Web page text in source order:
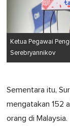
Ketua Pegawai
Serebryannikov
Sementara itu,
mengatakan 152
orang di Malaysia.